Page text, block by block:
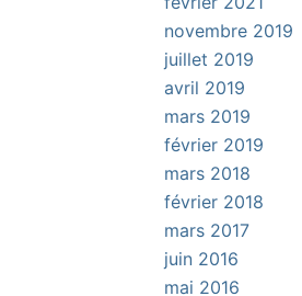
novembre 2019
juillet 2019
avril 2019
mars 2019
février 2019
mars 2018
février 2018
mars 2017
juin 2016
mai 2016